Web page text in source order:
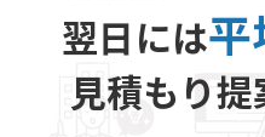
翌日には
見積もり